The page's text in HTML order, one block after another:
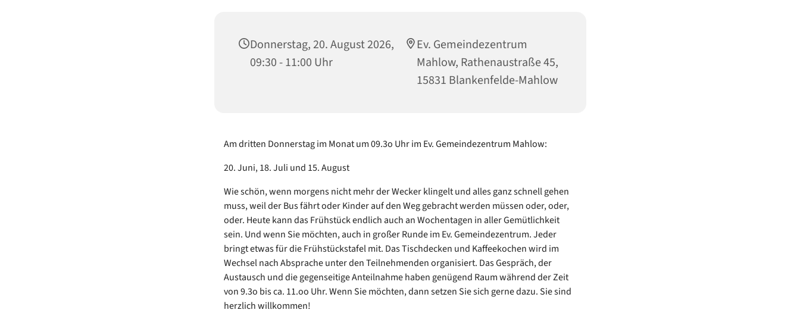
Donnerstag, 20. August 2026,
09:30 - 11:00 Uhr
Ev. Gemeindezentrum
Mahlow, Rathenaustraße 45,
15831 Blankenfelde-Mahlow
Am dritten Donnerstag im Monat um 09.3o Uhr im Ev. Gemeindezentrum Mahlow:
20. Juni, 18. Juli und 15. August
Wie schön, wenn morgens nicht mehr der Wecker klingelt und alles ganz schnell gehen
muss, weil der Bus fährt oder Kinder auf den Weg gebracht werden müssen oder, oder,
oder. Heute kann das Frühstück endlich auch an Wochentagen in aller Gemütlichkeit
sein. Und wenn Sie möchten, auch in großer Runde im Ev. Gemeindezentrum. Jeder
bringt etwas für die Frühstückstafel mit. Das Tischdecken und Kaffeekochen wird im
Wechsel nach Absprache unter den Teilnehmenden organisiert. Das Gespräch, der
Austausch und die gegenseitige Anteilnahme haben genügend Raum während der Zeit
von 9.3o bis ca. 11.oo Uhr. Wenn Sie möchten, dann setzen Sie sich gerne dazu. Sie sind
herzlich willkommen!